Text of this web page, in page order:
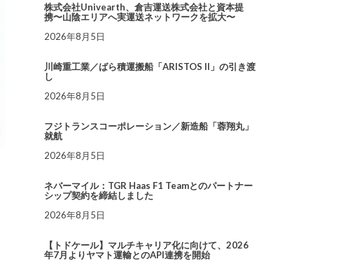
株式会社Univearth、倉吉運送株式会社と資本提
携〜山陰エリアへ実運送ネットワークを拡大〜
2026年8月5日
川崎重工業／ばら積運搬船「ARISTOS II」の引き渡
し
2026年8月5日
フジトランスコーポレーション／新造船「蓉翔丸」
就航
2026年8月5日
ネバーマイル：TGR Haas F1 Teamとのパートナー
シップ契約を締結しました
2026年8月5日
【トドケール】マルチキャリア化に向けて、2026
年7月よりヤマト運輸とのAPI連携を開始